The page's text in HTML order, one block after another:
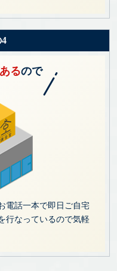
るので
電話一本で即日ご自宅
行なっているので気軽